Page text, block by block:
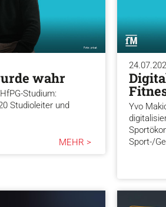
wahr
Studium:
Studioleiter und
MEHR >
Yvo
Sport-/